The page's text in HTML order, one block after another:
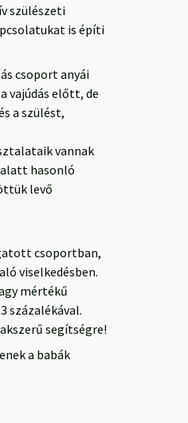
szülészeti
is építi
csoport anyái
vajúdás előtt, de
a szülést,
vannak
hasonló
levő
csoportban,
viselkedésben.
mértékű
százalékával.
segítségre!
a babák